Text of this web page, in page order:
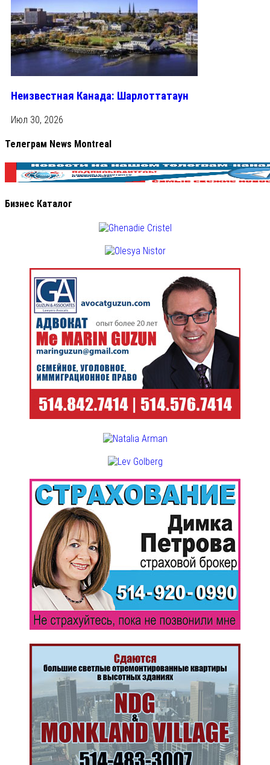
Неизвестная Канада: Шарлоттатаун
Июл 30, 2026
Телеграм News Montreal
Бизнес Каталог